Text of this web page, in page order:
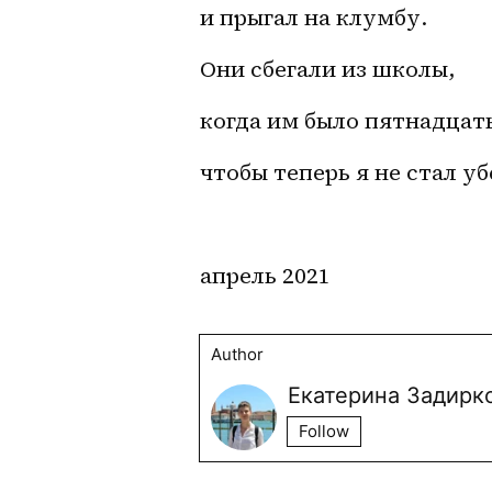
и прыгал на клумбу.
Они сбегали из школы,
когда им было
чтобы теперь я не стал
апрель 2021
Author
Екатерина
Follow